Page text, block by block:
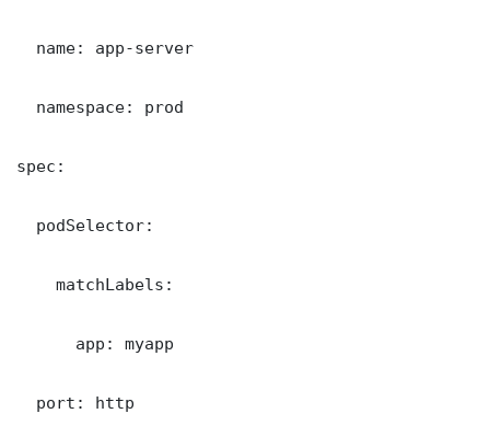
  name: app-server
  namespace: prod
spec:
  podSelector:
    matchLabels:
      app: myapp
  port: http